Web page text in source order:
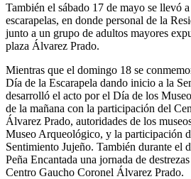
También el sábado 17 de mayo se llevó
escarapelas, en donde personal de la
junto a un grupo de adultos mayores
plaza Álvarez Prado.
Mientras que el domingo 18 se
Día de la Escarapela dando inicio a la
desarrolló el acto por el Día de los
de la mañana con la participación del
Álvarez Prado, autoridades de los
Museo Arqueológico, y la participación
Sentimiento Jujeño. También durante el
Peña Encantada una jornada de
Centro Gaucho Coronel Álvarez Prado.